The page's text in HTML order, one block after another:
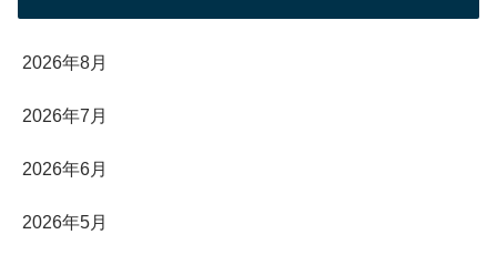
2026年8月
2026年7月
2026年6月
2026年5月